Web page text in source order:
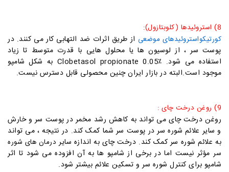
8) استروئیدها (کلوبتازول):
کورتیکواستروئیدهای موضعی از طریق اثرات ضد التهابی کار می کنند. در
پوست سر ، از لوسیون ها یا محلول هایی با قدرت متوسط تا زیاد
استفاده می شود. Clobetasol propionate 0.05٪ به شکل شامپو
موجود است.البته در بازار ایران چنین محصولی قابل دسترس نیست.
9) روغن درخت چای :
روغن درخت چای می تواند به کاهش رشد مخمر در پوست سر و خارش
و سایر علائم شوره سر در پوست سر شما کمک کند. در نتیجه ، می تواند
به علائم شوره سر کمک کند. درخت چای به اندازه سایر درمان های شوره
سرمؤثر نیست اما در برخی از شامپو ها به آن افزوده می شود تا اثر
شامپو برای کنترل شوره سر و تسکین علائم بیشتر شود.